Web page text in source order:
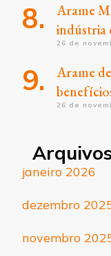
Arame
indústria
26 de
Arame
26 de
janeiro 2026
dezembro
novembro